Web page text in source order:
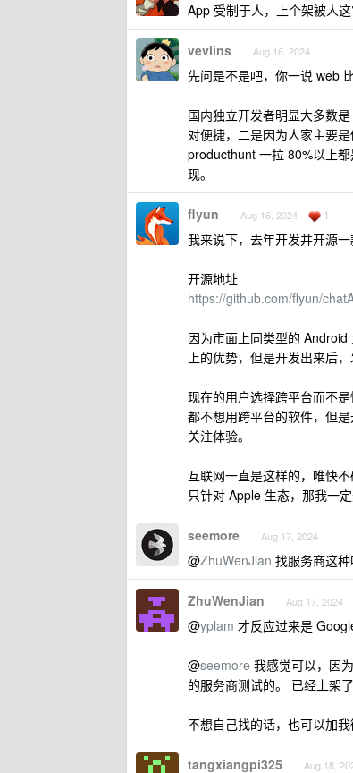
App 受制于人，上个架被人
vevlins Aug 16, 2024
先问是不是吧，你一说 web
国内独立开发者明显大多数
对便捷，二是因为人家主要
producthunt 一拉 80%以上
现。
flyun Aug 16, 2024 1
我来说下，去年开发并开源
开源地址
https://github.com/flyun/
因为市面上同类型的
上的优势，但是开发出来后
现在的用户选择跨平台而不
都不想用跨平台的软件，但
关注体验。
互联网一直是这样的，唯快
只针对 Apple 生态，那我一定
seemore Aug 17, 2024
@ZhuWenJian 找服务商这
ZhuWenJian Aug 17, 2024
@yplam 才反应过来是
@seemore 我感觉可以，因
的服务商测试的。 已经上架
不想自己找的话，也可以加
tangxiangpi325 Aug 18,